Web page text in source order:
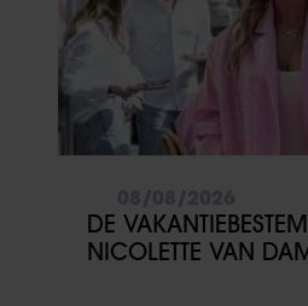
DE
NICOLETTE VAN